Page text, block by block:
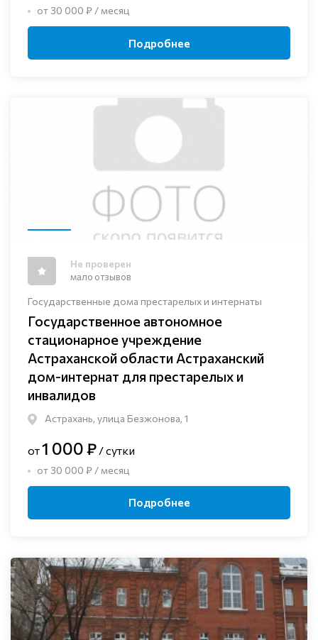
от 30 000 ₽ / месяц
Подробнее
Государственные дома престарелых и интернаты
Государственное автономное
стационарное учреждение
Астраханской области Астраханский
дом-интернат для престарелых и
инвалидов
Астрахань, улица Безжонова, 1
Не проверен
мало отзывов
от1 000 ₽ / сутки
от 30 000 ₽ / месяц
Подробнее